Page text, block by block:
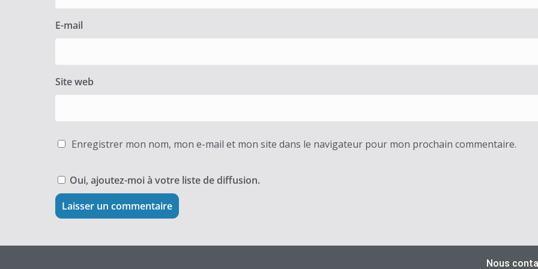
E-mail
Site web
Enregistrer mon nom, mon e-mail et mon site dans le navigateur pour mon prochain commentaire.
Oui, ajoutez-moi à votre liste de diffusion.
Nous